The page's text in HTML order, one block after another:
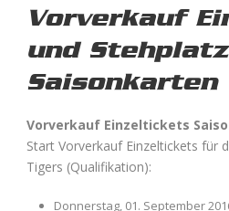
Vorverkauf
und
Saisonkarten
Vorverkauf Einzeltickets
Start Vorverkauf Einzeltickets für
Tigers (Qualifikation):
Donnerstag, 01. September